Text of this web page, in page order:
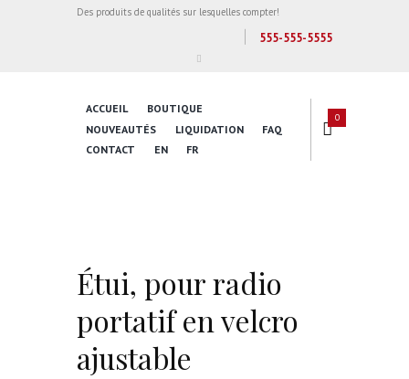
Des produits de qualités sur lesquelles compter!
555-555-5555
ACCUEIL
BOUTIQUE
NOUVEAUTÉS
LIQUIDATION
FAQ
CONTACT
EN FR
0
Étui, pour radio
portatif en velcro
ajustable